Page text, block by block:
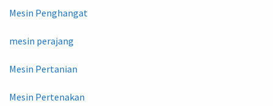
Mesin Penghangat
mesin perajang
Mesin Pertanian
Mesin Pertenakan